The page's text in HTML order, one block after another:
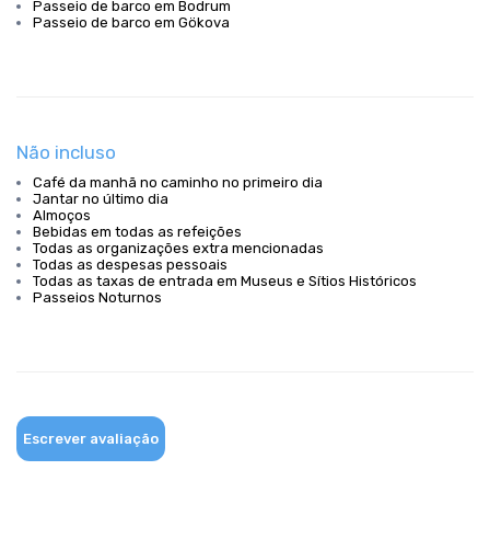
Passeio de barco em Bodrum
Passeio de barco em Gökova
Não incluso
Café da manhã no caminho no primeiro dia
Jantar no último dia
Almoços
Bebidas em todas as refeições
Todas as organizações extra mencionadas
Todas as despesas pessoais
Todas as taxas de entrada em Museus e Sítios Históricos
Passeios Noturnos
Escrever avaliação